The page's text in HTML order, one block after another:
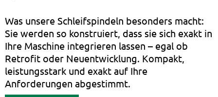
Was unsere Schleifspindeln besonders macht:
Sie werden so konstruiert, dass sie sich exakt in
Ihre Maschine integrieren lassen – egal ob
Retrofit oder Neuentwicklung. Kompakt,
leistungsstark und exakt auf Ihre
Anforderungen abgestimmt.